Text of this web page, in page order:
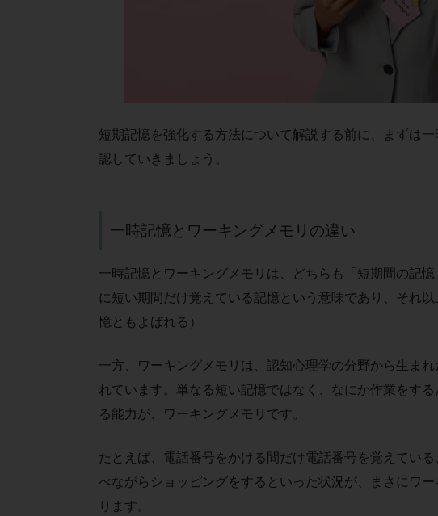
短期記憶を強化する方法について解説する前に、まずは
認していきましょう。
一時記憶とワーキングメモリの違い
一時記憶とワーキングメモリは、どちらも「短期間の記
に短い期間だけ覚えている記憶という意味であり、それ
憶ともよばれる）
一方、ワーキングメモリは、認知心理学の分野から生ま
れています。単なる短い記憶ではなく、なにか作業をす
る能力が、ワーキングメモリです。
たとえば、電話番号をかける間だけ電話番号を覚えてい
べながらショッピングをするといった状況が、まさにワ
ります。